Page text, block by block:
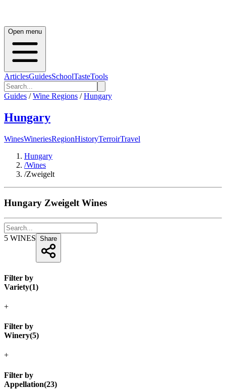
Open menu
ArticlesGuidesSchoolTasteTools
Guides / Wine Regions / Hungary
Hungary
WinesWineriesRegionHistoryTerroirTravel
Hungary
/Wines
/Zweigelt
Hungary Zweigelt Wines
5 WINES Share
Filter by
Variety(1)
+
Filter by
Winery(5)
+
Filter by
Appellation(23)